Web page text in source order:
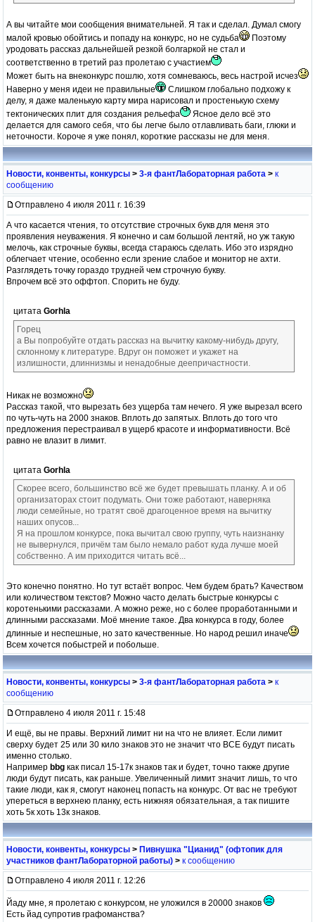
А вы читайте мои сообщения внимательней. Я так и сделал. Думал смогу
малой кровью обойтись и попаду на конкурс, но не судьба
Поэтому
уродовать рассказ дальнейшей резкой болгаркой не стал и
соответственно в третий раз пролетаю с участием
Может быть на внеконкурс пошлю, хотя сомневаюсь, весь настрой исчез
Наверно у меня идеи не правильные
Слишком глобально подхожу к
делу, я даже маленькую карту мира нарисовал и простенькую схему
тектонических плит для создания рельефа
Ясное дело всё это
делается для самого себя, что бы легче было отлавливать баги, глюки и
неточности. Короче я уже понял, короткие рассказы не для меня.
Новости, конвенты, конкурсы > 3-я фантЛабораторная работа > к
сообщению
Отправлено 4 июля 2011 г. 16:39
А что касается чтения, то отсутствие строчных букв для меня это
проявления неуважения. Я конечно и сам большой лентяй, но уж такую
мелочь, как строчные буквы, всегда стараюсь сделать. Ибо это изрядно
облегчает чтение, особенно если зрение слабое и монитор не ахти.
Разглядеть точку гораздо трудней чем строчную букву.
Впрочем всё это оффтоп. Спорить не буду.
цитата Gorhla
Горец
а Вы попробуйте отдать рассказ на вычитку какому-нибудь другу,
склонному к литературе. Вдруг он поможет и укажет на
излишности, длиннизмы и ненадобные деепричастности.
Никак не возможно
Рассказ такой, что вырезать без ущерба там нечего. Я уже вырезал всего
по чуть-чуть на 2000 знаков. Вплоть до запятых. Вплоть до того что
предложения перестраивал в ущерб красоте и информативности. Всё
равно не влазит в лимит.
цитата Gorhla
Скорее всего, большинство всё же будет превышать планку. А и об
организаторах стоит подумать. Они тоже работают, наверняка
люди семейные, но тратят своё драгоценное время на вычитку
наших опусов...
Я на прошлом конкурсе, пока вычитал свою группу, чуть наизнанку
не вывернулся, причём там было немало работ куда лучше моей
собственно. А им приходится читать всё...
Это конечно понятно. Но тут встаёт вопрос. Чем будем брать? Качеством
или количеством текстов? Можно часто делать быстрые конкурсы с
коротенькими рассказами. А можно реже, но с более проработанными и
длинными рассказами. Моё мнение такое. Два конкурса в году, более
длинные и неспешные, но зато качественные. Но народ решил иначе
Всем хочется побыстрей и побольше.
Новости, конвенты, конкурсы > 3-я фантЛабораторная работа > к
сообщению
Отправлено 4 июля 2011 г. 15:48
И ещё, вы не правы. Верхний лимит ни на что не влияет. Если лимит
сверху будет 25 или 30 кило знаков это не значит что ВСЕ будут писать
именно столько.
Например bbg как писал 15-17к знаков так и будет, точно также другие
люди будут писать, как раньше. Увеличенный лимит значит лишь, то что
такие люди, как я, смогут наконец попасть на конкурс. От вас не требуют
упереться в верхнею планку, есть нижняя обязательная, а так пишите
хоть 5к хоть 13к знаков.
Новости, конвенты, конкурсы > Пивнушка "Цианид" (офтопик для
участников фантЛабораторной работы) > к сообщению
Отправлено 4 июля 2011 г. 12:26
Йаду мне, я пролетаю с конкурсом, не уложился в 20000 знаков
Есть йад супротив графоманства?